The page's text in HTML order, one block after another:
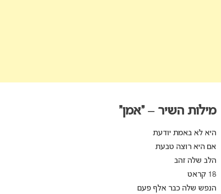
מילות השיר – “אמן”
היא לא באמת יודעת
אם היא רוצה טבעת
הלב שלה זהב
18 קראט
הנפש שלה כבר אלף פעם